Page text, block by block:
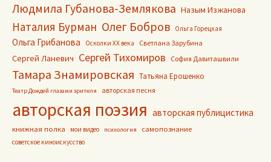
Людмила Губанова-Землякова Назым Изжанова
Наталия Бурман Олег Бобров Ольга Горецкая
Ольга Грибанова Осколки ХХ века Светлана Зарубина
Сергей Ланевич Сергей Тихомиров София Давиташвили
Тамара Знамировская Татьяна Ерошенко
Театр Дождей глазами зрителя авторская песня
авторская поэзия авторская публицистика
книжная полка мои видео психология самопознание
советское киноискусство